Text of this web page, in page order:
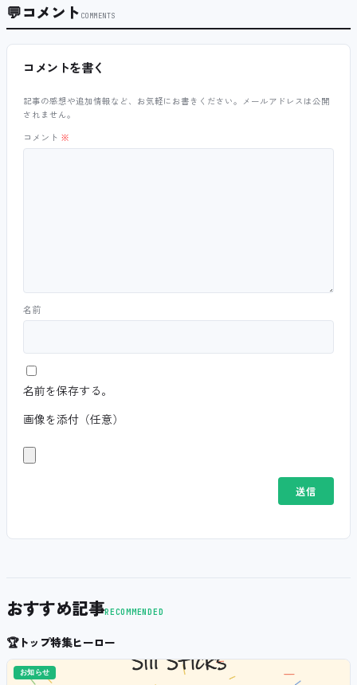
💬コメント COMMENTS
コメントを書く
記事の感想や追加情報など、お気軽にお書きください。メールアドレスは公開
されません。
コメント ※
名前
名前を保存する。
画像を添付（任意）
おすすめ記事RECOMMENDED
🏆トップ特集ヒーロー
お知らせ